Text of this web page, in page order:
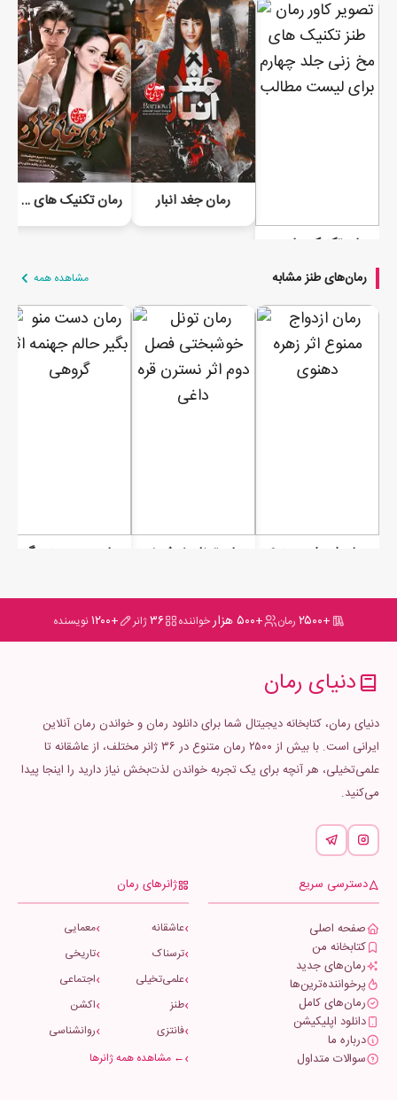
رمان جغد انبار رمان تکنیک های مخ زنی جلد سوم نسل دوم نسخه آفلاین
رمان‌های طنز مشابه مشاهده همه
رمان ازدواج ممنوع
+۲۵۰۰ رمان +۵۰۰ هزار خواننده ۳۶ژانر +۱۲۰۰ نویسنده
دنیای رمان
دنیای رمان، کتابخانه دیجیتال شما برای دانلود رمان و خواندن رمان آنلاین
ایرانی است. با بیش از ۲۵۰۰ رمان متنوع در ۳۶ ژانر مختلف، از عاشقانه تا
علمی‌تخیلی، هر آنچه برای یک تجربه خواندن لذت‌بخش نیاز دارید را اینجا پیدا
می‌کنید.
دسترسی سریع
صفحه اصلی
کتابخانه من
رمان‌های جدید
پرخواننده‌ترین‌ها
رمان‌های کامل
دانلود اپلیکیشن
درباره ما
سوالات متداول
ژانرهای رمان
عاشقانه
معمایی
ترسناک
تاریخی
علمی‌تخیلی
اجتماعی
طنز
اکشن
فانتزی
روانشناسی
← مشاهده همه ژانرها